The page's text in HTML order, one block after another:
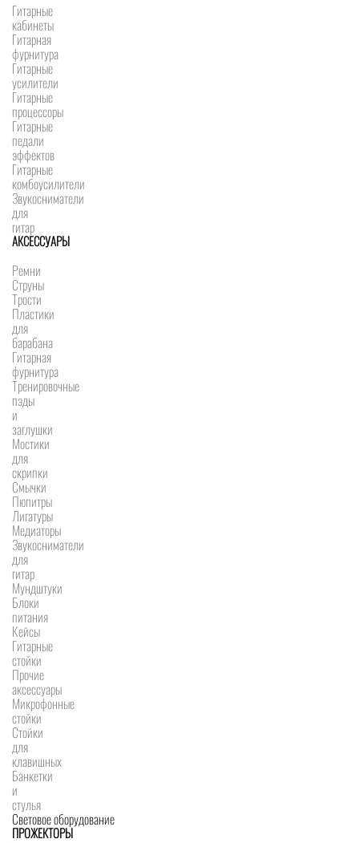
Гитарные
кабинеты
Гитарная
фурнитура
Гитарные
усилители
Гитарные
процессоры
Гитарные
педали
эффектов
Гитарные
комбоусилители
Звукосниматели
для
гитар
АКСЕССУАРЫ
Ремни
Струны
Трости
Пластики
для
барабана
Гитарная
фурнитура
Тренировочные
пэды
и
заглушки
Мостики
для
скрипки
Смычки
Пюпитры
Лигатуры
Медиаторы
Звукосниматели
для
гитар
Мундштуки
Блоки
питания
Кейсы
Гитарные
стойки
Прочие
аксессуары
Микрофонные
стойки
Стойки
для
клавишных
Банкетки
и
стулья
Световое оборудование
ПРОЖЕКТОРЫ